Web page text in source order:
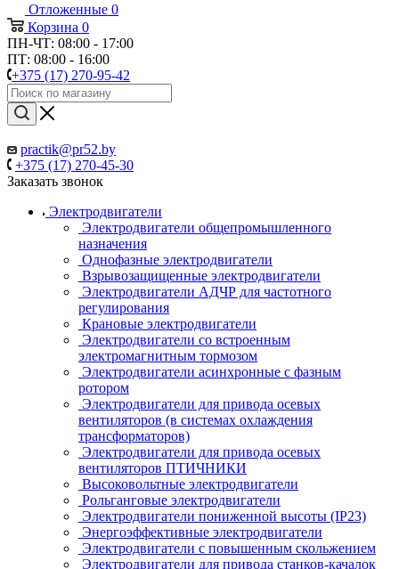
Отложенные 0
Корзина 0
ПН-ЧТ: 08:00 - 17:00
ПТ: 08:00 - 16:00
+375 (17) 270-95-42
practik@pr52.by
+375 (17) 270-45-30
Заказать звонок
Электродвигатели
Электродвигатели общепромышленного
назначения
Однофазные электродвигатели
Взрывозащищенные электродвигатели
Электродвигатели АДЧР для частотного
регулирования
Крановые электродвигатели
Электродвигатели со встроенным
электромагнитным тормозом
Электродвигатели асинхронные с фазным
ротором
Электродвигатели для привода осевых
вентиляторов (в системах охлаждения
трансформаторов)
Электродвигатели для привода осевых
вентиляторов ПТИЧНИКИ
Высоковольтные электродвигатели
Рольганговые электродвигатели
Электродвигатели пониженной высоты (IP23)
Энергоэффективные электродвигатели
Электродвигатели с повышенным скольжением
Электродвигатели для привода станков-качалок